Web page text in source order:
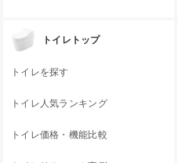
トイレトップ
トイレを探す
トイレ人気ランキング
トイレ価格・機能比較